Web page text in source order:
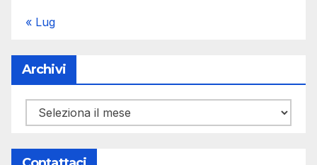
« Lug
Archivi
Archivi